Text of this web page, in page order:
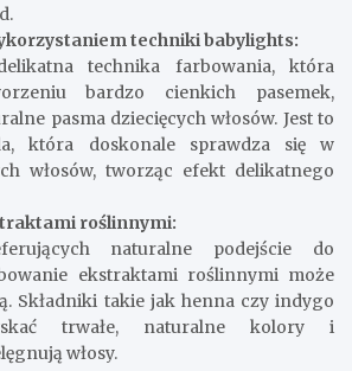
techniki babylights:
technika farbowania, która
bardzo cienkich pasemek,
pasma dziecięcych włosów. Jest to
która doskonale sprawdza się w
włosów, tworząc efekt delikatnego
roślinnymi:
naturalne podejście do
ekstraktami roślinnymi może
Składniki takie jak henna czy indygo
trwałe, naturalne kolory i
włosy.